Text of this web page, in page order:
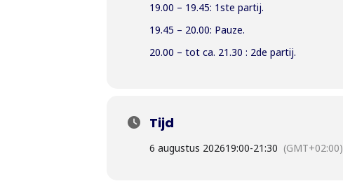
19.00 – 19.45: 1ste partij.
19.45 – 20.00: Pauze.
20.00 – tot ca. 21.30 : 2de partij.
Tijd
6 augustus 202619:00-21:30 (GMT+02:00)